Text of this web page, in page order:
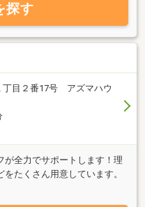
探す
丁目２番17号 アズマハウ
が全力でサポートします！理
たくさん用意しています。